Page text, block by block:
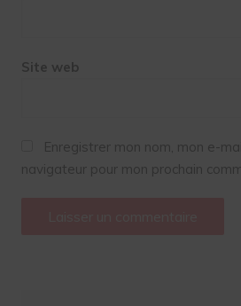
Site web
Enregistrer mon nom, mon e-
navigateur pour mon prochain